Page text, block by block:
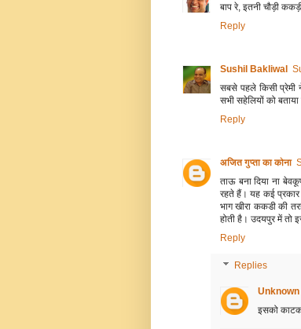
बाप रे, इतनी चौड़ी
Reply
Sushil Bakliwal
सबसे पहले किसी
सभी सहेलियों को
Reply
अजित गुप्ता का कोना
ताऊ बना दिया ना
रहते हैं। यह कई प्रकार
भाग खीरा क‍कडी की
होती है। उदयपुर में तो
Reply
Replies
Unknown
इसको